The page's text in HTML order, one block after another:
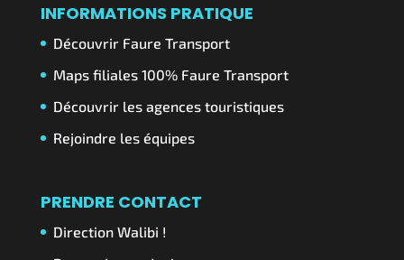
INFORMATIONS PRATIQUE
Découvrir Faure Transport
Maps filiales 100% Faure Transport
Découvrir les agences touristiques
Rejoindre les équipes
PRENDRE CONTACT
Direction Walibi !